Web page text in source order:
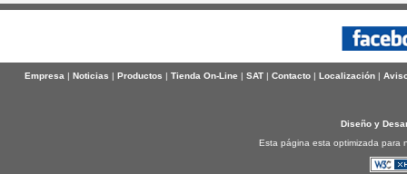
Empresa| Noticias | Productos | Tienda On-Line | SAT| Contacto| Localización|
Diseño y
Esta página esta optimizada para